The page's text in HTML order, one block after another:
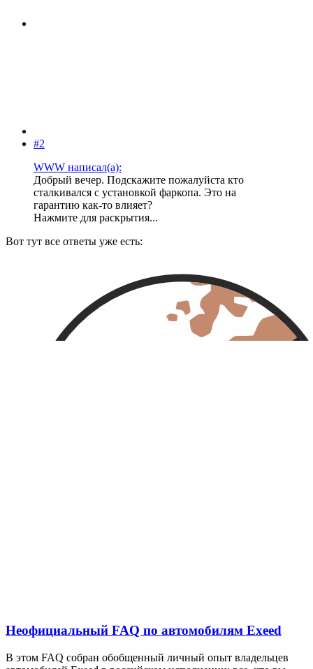
#2
WWW написал(а):
Добрый вечер. Подскажите пожалуйста кто
сталкивался с установкой фаркопа. Это на
гарантию как-то влияет?
Нажмите для раскрытия...
Вот тут все ответы уже есть:
Неофициальный FAQ по автомобилям Exeed
В этом FAQ собран обобщенный личный опыт владельцев